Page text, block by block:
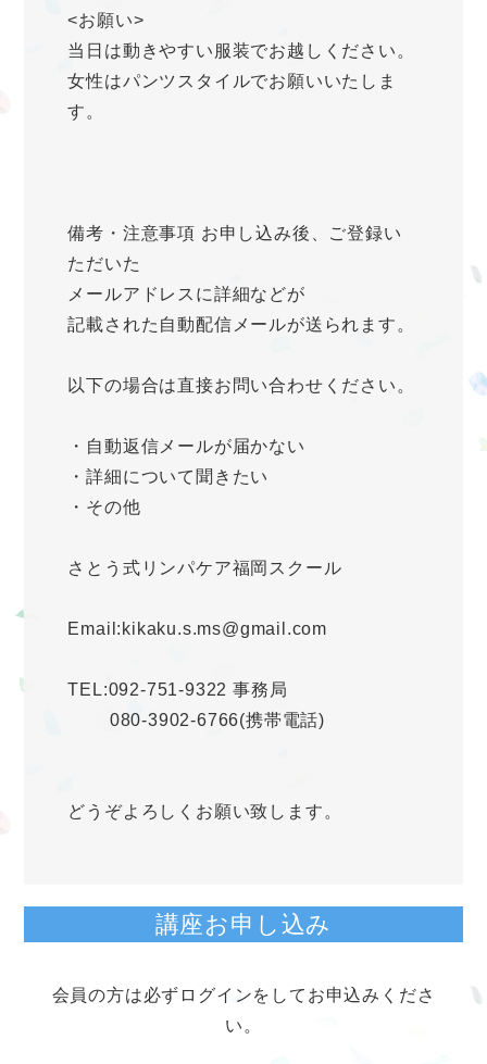
<お願い>
当日は動きやすい服装でお越しください。
女性はパンツスタイルでお願いいたしま
す。
備考・注意事項 お申し込み後、ご登録い
ただいた
メールアドレスに詳細などが
記載された自動配信メールが送られます。
以下の場合は直接お問い合わせください。
・自動返信メールが届かない
・詳細について聞きたい
・その他
さとう式リンパケア福岡スクール
Email:kikaku.s.ms@gmail.com
TEL:092-751-9322 事務局
080-3902-6766(携帯電話)
どうぞよろしくお願い致します。
講座お申し込み
会員の方は必ずログインをしてお申込みくださ
い。